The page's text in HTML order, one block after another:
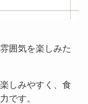
囲気を楽しみた
しみやすく、食
です。